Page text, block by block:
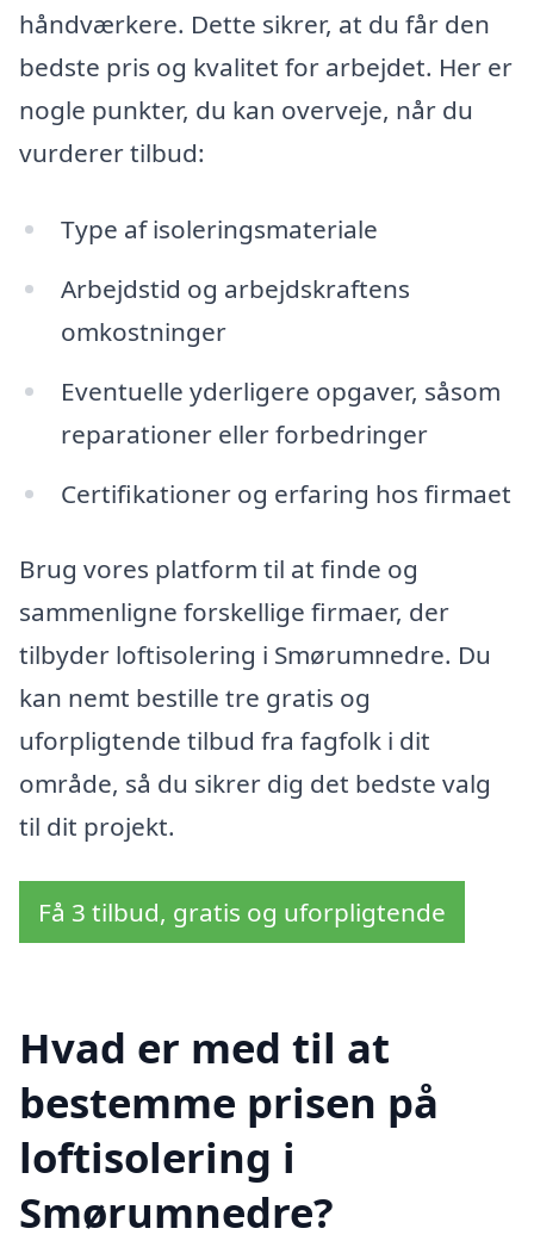
håndværkere. Dette sikrer, at du får den
bedste pris og kvalitet for arbejdet. Her er
nogle punkter, du kan overveje, når du
vurderer tilbud:
Type af isoleringsmateriale
Arbejdstid og arbejdskraftens
omkostninger
Eventuelle yderligere opgaver, såsom
reparationer eller forbedringer
Certifikationer og erfaring hos firmaet
Brug vores platform til at finde og
sammenligne forskellige firmaer, der
tilbyder loftisolering i Smørumnedre. Du
kan nemt bestille tre gratis og
uforpligtende tilbud fra fagfolk i dit
område, så du sikrer dig det bedste valg
til dit projekt.
Få 3 tilbud, gratis og uforpligtende
Hvad er med til at
bestemme prisen på
loftisolering i
Smørumnedre?